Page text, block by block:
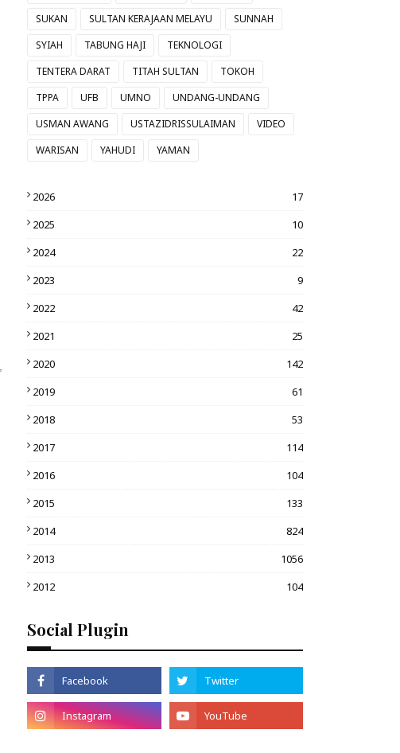
SUKAN
SULTAN KERAJAAN MELAYU
SUNNAH
SYIAH
TABUNG HAJI
TEKNOLOGI
TENTERA DARAT
TITAH SULTAN
TOKOH
TPPA
UFB UMNO
UNDANG-UNDANG
USMAN AWANG
USTAZIDRISSULAIMAN
VIDEO
WARISAN
YAHUDI YAMAN
2026
17
2025
10
2024
22
2023
9
2022
42
2021
25
2020
142
2019
61
2018
53
2017
114
2016
104
2015
133
2014
824
2013
1056
2012
104
Social Plugin